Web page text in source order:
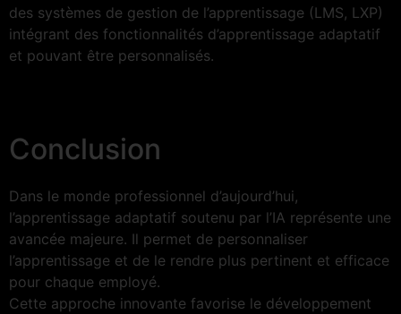
des systèmes de gestion de l’apprentissage (LMS, LXP)
intégrant des fonctionnalités d’apprentissage adaptatif
et pouvant être personnalisés.
Conclusion
Dans le monde professionnel d’aujourd’hui,
l’apprentissage adaptatif soutenu par l’IA représente une
avancée majeure. Il permet de personnaliser
l’apprentissage et de le rendre plus pertinent et efficace
pour chaque employé.
Cette approche innovante favorise le développement